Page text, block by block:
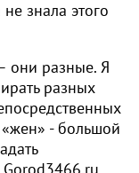
знала этого
они разные. Я
разных
- большой